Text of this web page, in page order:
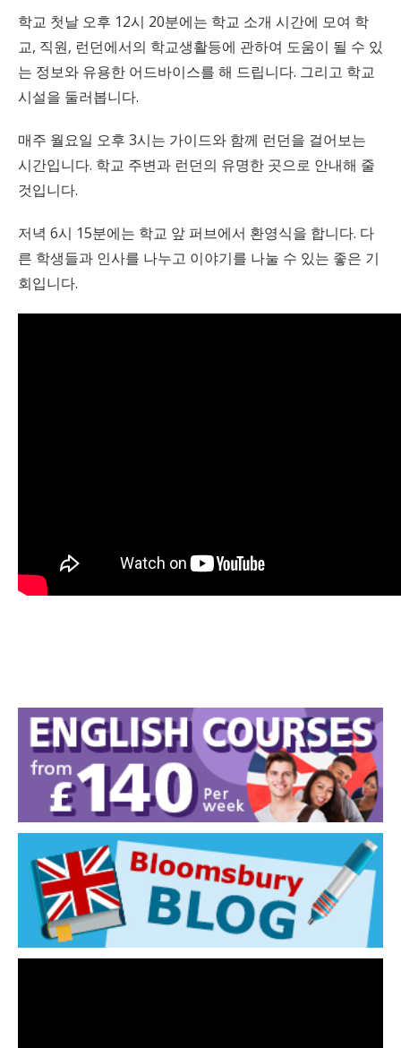
학교 첫날 오후 12시 20분에는 학교 소개 시간에 모여 학
교, 직원, 런던에서의 학교생활등에 관하여 도움이 될 수 있
는 정보와 유용한 어드바이스를 해 드립니다. 그리고 학교
시설을 둘러봅니다.
매주 월요일 오후 3시는 가이드와 함께 런던을 걸어보는
시간입니다. 학교 주변과 런던의 유명한 곳으로 안내해 줄
것입니다.
저녁 6시 15분에는 학교 앞 퍼브에서 환영식을 합니다. 다
른 학생들과 인사를 나누고 이야기를 나눌 수 있는 좋은 기
회입니다.